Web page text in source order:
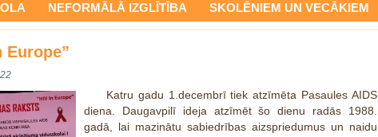
NEFORMĀLĀ IZGLĪTĪBA SKOLĒNIEM UN VECĀKIEM
Europe”
Katru gadu 1.decembrī tiek atzīmēta Pasaules AIDS
diena. Daugavpilī ideja atzīmēt šo dienu radās 1988.
gadā, lai mazinātu sabiedrības aizspriedumus un naidu